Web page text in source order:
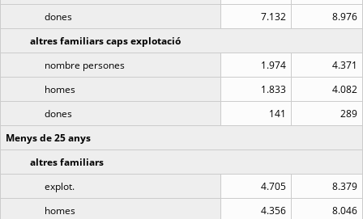
dones
7.132
8.976
altres familiars caps explotació
nombre persones
1.974
4.371
homes
1.833
4.082
dones
141
289
Menys de 25 anys
altres familiars
explot.
4.705
8.379
homes
4.356
8.046